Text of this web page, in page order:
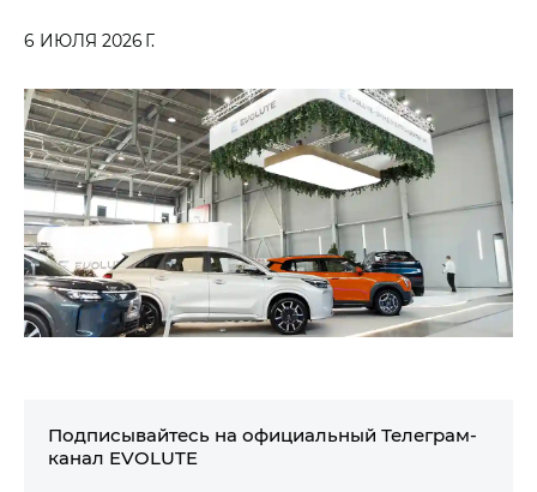
6 ИЮЛЯ 2026 Г.
Подписывайтесь на официальный Телеграм-
канал EVOLUTE